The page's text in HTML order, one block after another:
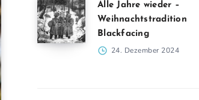
Alle Jahre wieder –
Weihnachtstradition
Blackfacing
24. Dezember 2024